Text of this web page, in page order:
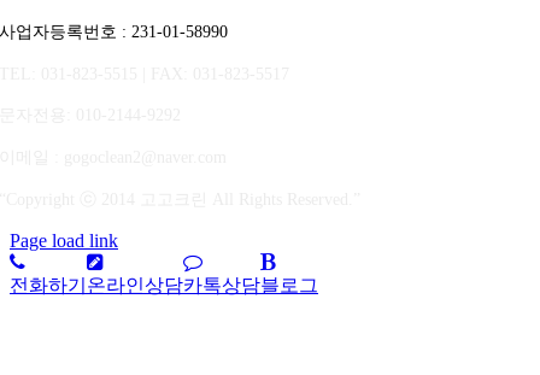
사업자등록번호 : 231-01-58990
Page load link
전화하기 온라인상담카톡상담블로그